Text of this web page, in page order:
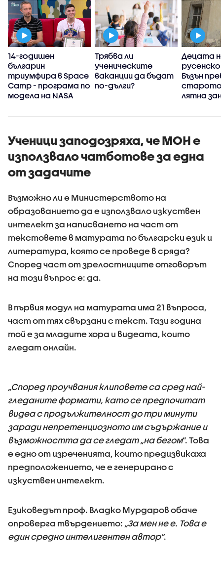
14-годишен
българин
триумфира в Space
Camp - програма по
модела на NASA
Трябва ли
ученическите
ваканции да бъдат
по-дълги?
Децата
Бъзън
старото
лятна
Ученици заподозряха, че МОН е
използвало чатботове за една
от задачите
Възможно ли е Министерството на
образованието да е използвало изкуствен
интелект за написването на част от
текстовете в матурата по български език и
литература, която се проведе в сряда?
Според част от зрелостниците отговорът
на този въпрос е: да.
В първия модул на матурата има 21 въпроса,
част от тях свързани с текст. Тази година
той е за младите хора и видеата, които
гледат онлайн.
„Според проучвания клиповете са сред най-
гледаните формати, като се предпочитат
видеа с продължителност до три минути
заради непретенциозното им съдържание и
възможността да се гледат „на бегом“. Това
е едно от изреченията, които предизвикаха
предположението, че е генерирано с
изкуствен интелект.
Езиковедът проф. Владко Мурдаров обаче
опроверга твърдението: „За мен не е. Това е
един средно интелигентен автор“.